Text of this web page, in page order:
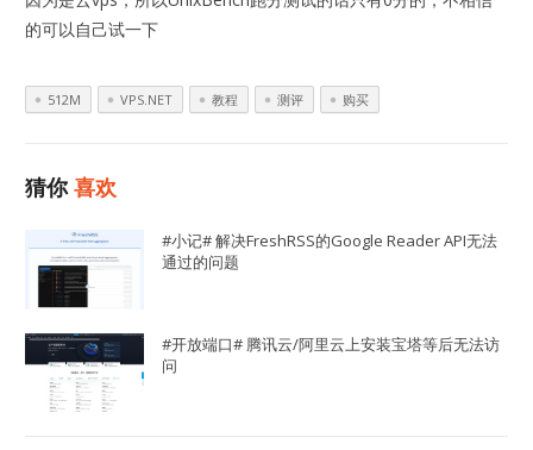
的可以自己试一下
512M VPS.NET 教程 测评 购买
猜你喜欢
#小记# 解决FreshRSS的Google Reader API无法
通过的问题
#开放端口# 腾讯云/阿里云上安装宝塔等后无法访
问